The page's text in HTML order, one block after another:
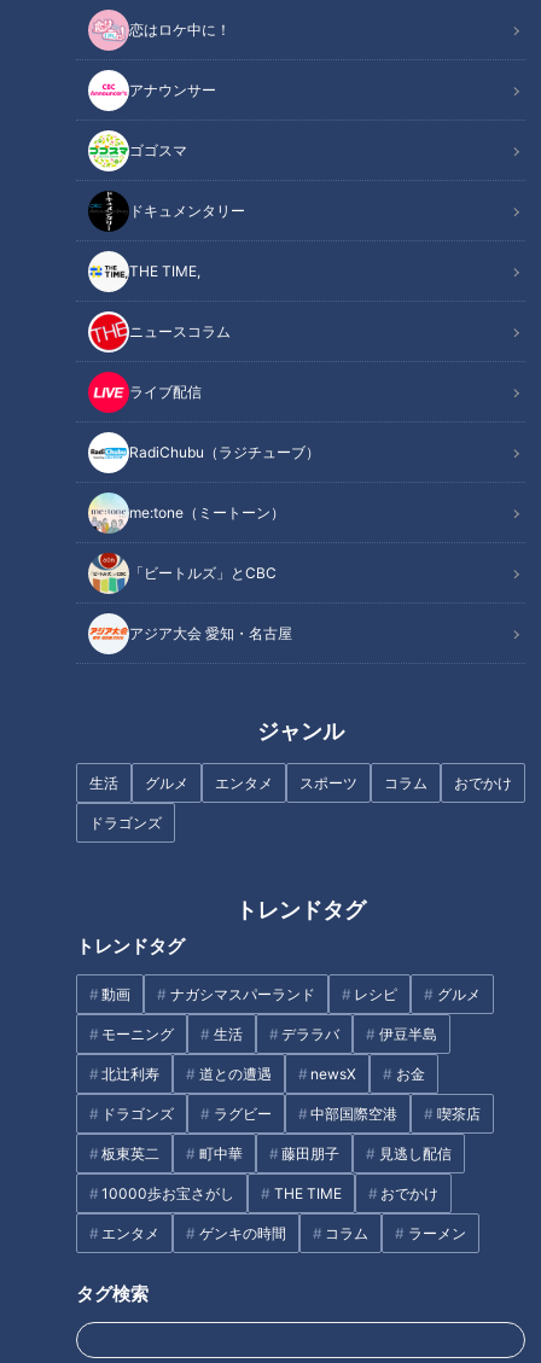
恋はロケ中に！
アナウンサー
ゴゴスマ
ドキュメンタリー
THE TIME,
ニュースコラム
ライブ配信
RadiChubu（ラジチューブ）
me:tone（ミートーン）
「ビートルズ」とCBC
アジア大会 愛知・名古屋
ジャンル
生活 グルメ エンタメ スポーツ コラム おでかけ
ドラゴンズ
トレンドタグ
トレンドタグ
動画 ナガシマスパーランド レシピ グルメ
モーニング 生活 デララバ 伊豆半島
北辻利寿 道との遭遇 newsX お金
ドラゴンズ ラグビー 中部国際空港 喫茶店
板東英二 町中華 藤田朋子 見逃し配信
10000歩お宝さがし THE TIME おでかけ
エンタメ ゲンキの時間 コラム ラーメン
タグ検索
この記事を見たあなたへのおすすめ
中日ドラゴンズ 和田一浩打撃コ
ーチ就任会見 LIVE配信
ナがドラゴンズ優勝を祈願！龍
にまつわるスポットめぐる鳥取
旅！【くらしエンタメ】
太田光 ハンバーグの名店ハロ
ーキッドへ！【デララバ
太田光 進化系豊橋カレーうど
んを食す！【デララバYouTube
ーマッハを語る！【デララバ
タグ
スポーツ ライブ配信